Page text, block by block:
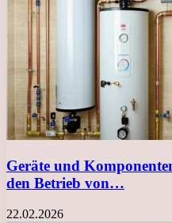
Geräte und
den Betrieb von…
22.02.2026